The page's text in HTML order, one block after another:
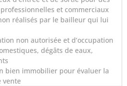
et commerciaux
réalisés par le bailleur qui lui
non autorisée et d’occupation
dégâts de eaux,
bien immobilier pour évaluer la
vente